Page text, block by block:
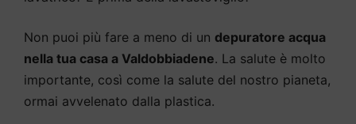
Non puoi più fare a meno di un depuratore acqua
nella tua casa a Valdobbiadene. La salute è molto
importante, così come la salute del nostro pianeta,
ormai avvelenato dalla plastica.